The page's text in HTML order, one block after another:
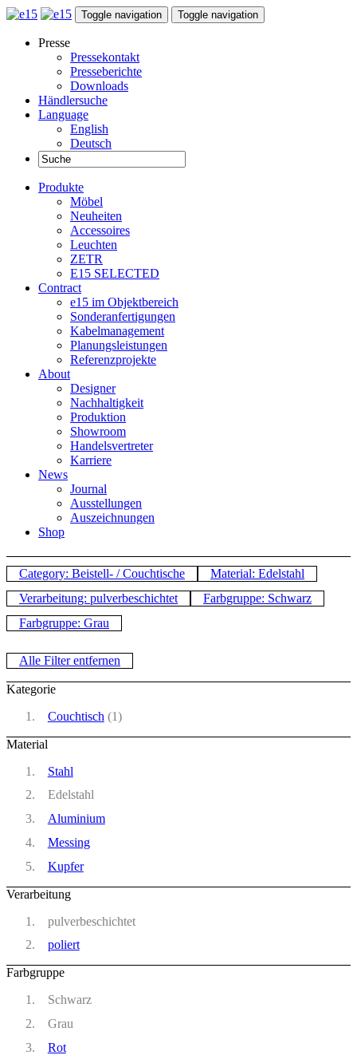
Toggle navigation Toggle navigation
Presse
Pressekontakt
Presseberichte
Downloads
Händlersuche
Language
English
Deutsch
Produkte
Möbel
Neuheiten
Accessoires
Leuchten
ZETR
E15 SELECTED
Contract
e15 im Objektbereich
Sonderanfertigungen
Kabelmanagement
Planungsleistungen
Referenzprojekte
About
Designer
Nachhaltigkeit
Produktion
Showroom
Handelsvertreter
Karriere
News
Journal
Ausstellungen
Auszeichnungen
Shop
Category: Beistell- / Couchtische
Material: Edelstahl
Verarbeitung: pulverbeschichtet
Farbgruppe: Schwarz
Farbgruppe: Grau
Alle Filter entfernen
Kategorie
Couchtisch (1)
Material
Stahl
Edelstahl
Aluminium
Messing
Kupfer
Verarbeitung
pulverbeschichtet
poliert
Farbgruppe
Schwarz
Grau
Rot